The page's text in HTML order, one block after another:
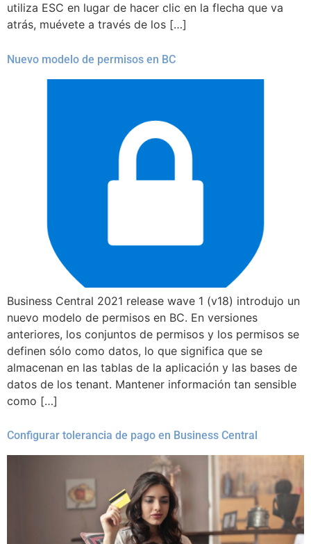
utiliza ESC en lugar de hacer clic en la flecha que va
atrás, muévete a través de los […]
Nuevo modelo de permisos en BC
Business Central 2021 release wave 1 (v18) introdujo un
nuevo modelo de permisos en BC. En versiones
anteriores, los conjuntos de permisos y los permisos se
definen sólo como datos, lo que significa que se
almacenan en las tablas de la aplicación y las bases de
datos de los tenant. Mantener información tan sensible
como […]
Configurar tolerancia de pago en Business Central